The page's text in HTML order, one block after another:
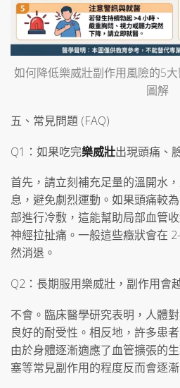
如何降低樂威壯副作用風險的5
圖解
五、常見問題 (FAQ)
Q1：如果吃完樂威壯出現頭痛、
首先，請立刻補充足量的溫開水
息，避免劇烈運動。如果頭痛較
部進行冷敷，這能幫助局部血管
神經拉扯痛。一般這些癥狀會在
然消退。
Q2：長期服用樂威壯，副作用會
不會。臨床醫學研究表明，人體
良好的耐受性。相反地，許多患
由於身體逐漸適應了血管擴張的
塞等常見副作用的程度反而會逐